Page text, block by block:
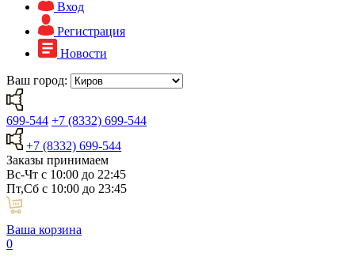
Вход
Регистрация
Новости
Ваш город:
699-544 +7 (8332) 699-544
+7 (8332) 699-544
Заказы принимаем
Вс-Чт с 10:00 до 22:45
Пт,Сб с 10:00 до 23:45
Ваша корзина
0